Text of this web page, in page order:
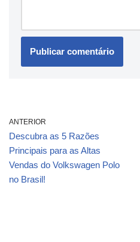
ANTERIOR
Descubra as 5 Razões
Principais para as Altas
Vendas do Volkswagen Polo
no Brasil!